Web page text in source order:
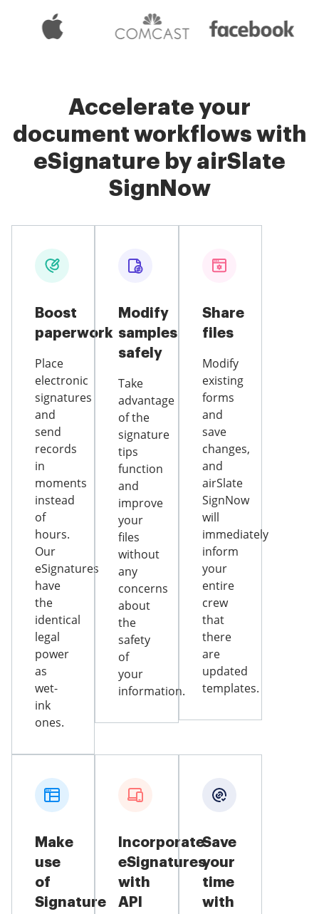
Accelerate your
document workflows with
eSignature by airSlate
SignNow
Boost
paperwork
Place
electronic
signatures
and
send
records
in
moments
instead
of
hours.
Our
eSignatures
have
the
identical
legal
power
as
wet-
ink
ones.
Modify
samples
safely
Take
advantage
of the
signature
tips
function
and
improve
your
files
without
any
concerns
about
the
safety
of
your
information.
Share
files
Modify
existing
forms
and
save
changes,
and
airSlate
SignNow
will
immediately
inform
your
entire
crew
that
there
are
updated
templates.
Make
use
of
Signature
Incorporate
eSignatures
with
API
Save
your
time
with